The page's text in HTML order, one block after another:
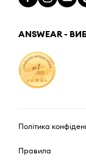
ANSWEAR -
Політика
Правила